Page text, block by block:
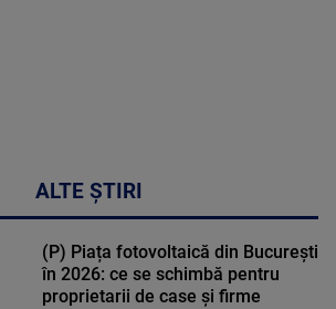
ALTE ȘTIRI
(P) Piața fotovoltaică din București
în 2026: ce se schimbă pentru
proprietarii de case și firme